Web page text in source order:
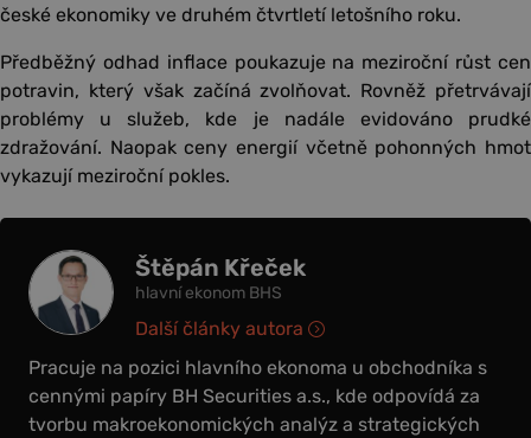
české ekonomiky ve druhém čtvrtletí letošního roku.
Předběžný odhad inflace poukazuje na meziroční růst cen
potravin, který však začíná zvolňovat. Rovněž přetrvávají
problémy u služeb, kde je nadále evidováno prudké
zdražování. Naopak ceny energií včetně pohonných hmot
vykazují meziroční pokles.
Štěpán Křeček
hlavní ekonom BHS
Pracuje na pozici hlavního ekonoma u obchodníka s
cennými papíry BH Securities a.s., kde odpovídá za
tvorbu makroekonomických analýz a strategických
Další články autora